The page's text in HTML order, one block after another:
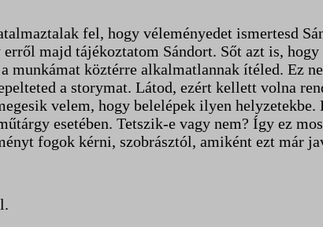
fel, hogy véleményedet ismertesd
majd tájékoztatom Sándort. Sőt azt is,
köztérre alkalmatlannak ítéled. Ez
a storymat. Látod, ezért kellett volna
velem, hogy belelépek ilyen helyzetekbe.
esetében. Tetszik-e vagy nem? Így ez
fogok kérni, szobrásztól, amiként ezt már